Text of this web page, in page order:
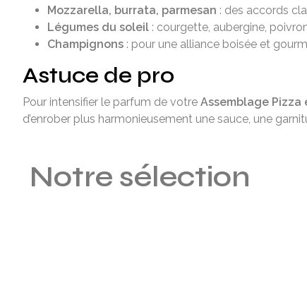
Mozzarella, burrata, parmesan : des accords
Légumes du soleil : courgette, aubergine,
Champignons : pour une alliance boisée et
Astuce de pro
Pour intensifier le parfum de votre Assemblage Pizza
d’enrober plus harmonieusement une sauce, une
Notre sélection